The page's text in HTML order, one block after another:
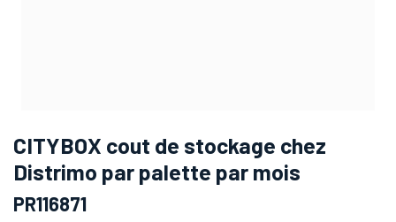
CITYBOX cout de stockage chez
Distrimo par palette par mois
PR116871